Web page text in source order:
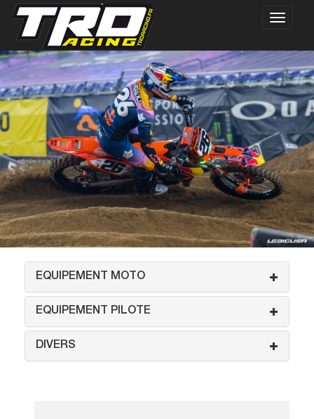
EQUIPEMENT MOTO
EQUIPEMENT PILOTE
DIVERS